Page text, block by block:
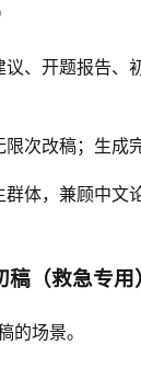
、开题报告、
次改稿；生成
体，兼顾中文
（救急专用
的场景。